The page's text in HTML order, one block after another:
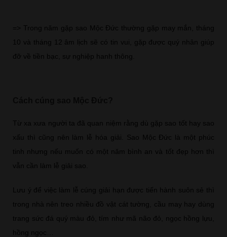
=> Trong năm gặp sao Mộc Đức thường gặp may mắn, tháng
10 và tháng 12 âm lịch sẽ có tin vui, gặp được quý nhân giúp
đỡ về tiền bạc, sự nghiệp hanh thông.
Từ xa xưa người ta đã quan niệm rằng dù gặp sao tốt hay sao
xấu thì cũng nên làm lễ hóa giải. Sao Mộc Đức là một phúc
tinh nhưng nếu muốn có một năm bình an và tốt đẹp hơn thì
vẫn cần làm lễ giải sao.
Lưu ý để việc làm lễ cúng giải hạn được tiến hành suôn sẻ thì
trong nhà nên treo nhiều đồ vật cát tường, cầu may hay dùng
trang sức đá quý màu đỏ, tím như mã não đỏ, ngọc hồng lựu,
hồng ngọc…